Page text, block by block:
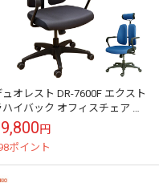
オレスト DR-7600F エクスト
ハイバック オフィスチェア ワ
クチェア パソコンチェア キャ
ター 肘付き 小物掛け...
円
ポイント